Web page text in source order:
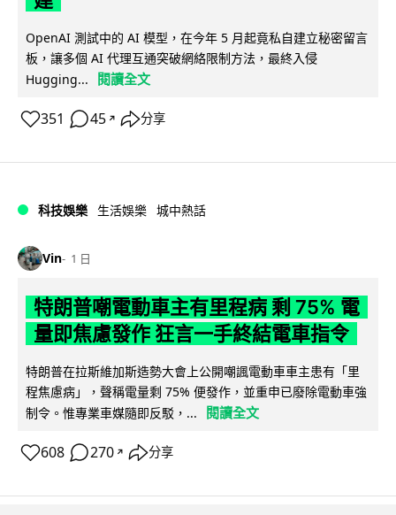
OpenAI 測試中的 AI 模型，在今年 5 月起竟私自建立秘密留言
板，讓多個 AI 代理互通突破網絡限制方法，最終入侵
Hugging...
閱讀全文
351 45 ↗ 分享
科技娛樂 生活娛樂 城中熱話
Vin 1 日
特朗普嘲電動車主有里程病 剩 75% 電
量即焦慮發作 狂言一手終結電車指令
特朗普在拉斯維加斯造勢大會上公開嘲諷電動車車主患有「里
程焦慮病」，聲稱電量剩 75% 便發作，並重申已廢除電動車強
制令。惟專業車媒隨即反駁，...
閱讀全文
608 270 ↗ 分享